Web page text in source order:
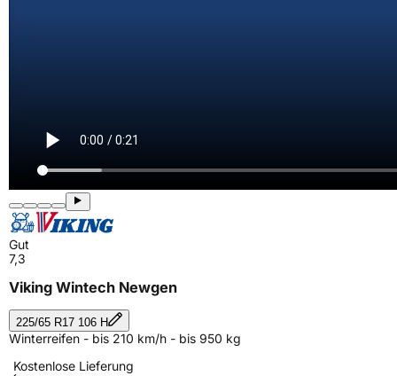
Gut
7,3
Viking Wintech Newgen
225/65 R17 106 H
Winterreifen - bis 210 km/h - bis 950 kg
Kostenlose Lieferung